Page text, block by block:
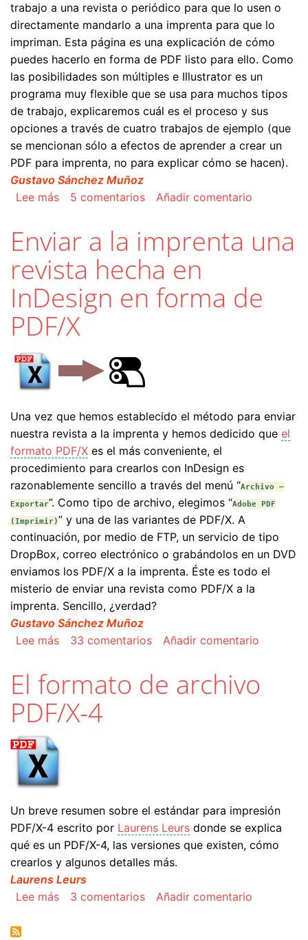
trabajo a una revista o periódico para que lo usen o
directamente mandarlo a una imprenta para que lo
impriman. Esta página es una explicación de cómo
puedes hacerlo en forma de PDF listo para ello. Como
las posibilidades son múltiples e Illustrator es un
programa muy flexible que se usa para muchos tipos
de trabajo, explicaremos cuál es el proceso y sus
opciones a través de cuatro trabajos de ejemplo (que
se mencionan sólo a efectos de aprender a crear un
PDF para imprenta, no para explicar cómo se hacen).
Gustavo Sánchez Muñoz
Lee mássobre Cómo crear un PDF para imprenta con
5 comentarios Añadir comentario
Enviar a la imprenta una
revista hecha en
InDesign en forma de
PDF/X
Una vez que hemos establecido el método para enviar
nuestra revista a la imprenta y hemos dedicido que el
formato PDF/X es el más conveniente, el
procedimiento para crearlos con InDesign es
razonablemente sencillo a través del menú “Archivo –
Exportar”. Como tipo de archivo, elegimos “Adobe PDF
(Imprimir)” y una de las variantes de PDF/X. A
continuación, por medio de FTP, un servicio de tipo
DropBox, correo electrónico o grabándolos en un DVD
enviamos los PDF/X a la imprenta. Éste es todo el
misterio de enviar una revista como PDF/X a la
imprenta. Sencillo, ¿verdad?
Gustavo Sánchez Muñoz
Lee mássobre Enviar a la imprenta una revista hecha
33 comentarios Añadir comentario
El formato de archivo
PDF/X-4
Un breve resumen sobre el estándar para impresión
PDF/X-4 escrito por Laurens Leurs donde se explica
qué es un PDF/X-4, las versiones que existen, cómo
crearlos y algunos detalles más.
Laurens Leurs
Lee mássobre El formato de archivo PDF/X-4
3 comentarios Añadir comentario